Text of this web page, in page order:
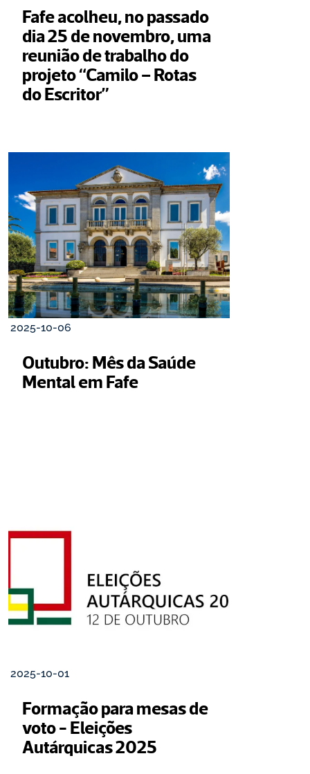
Fafe acolheu, no passado
dia 25 de novembro, uma
reunião de trabalho do
projeto “Camilo – Rotas
do Escritor”
2025-10-06
Outubro: Mês da Saúde
Mental em Fafe
2025-10-01
Formação para mesas de
voto - Eleições
Autárquicas 2025